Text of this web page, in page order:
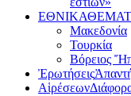
ΕΘΝΙΚΑ
Μακεδονία
Τουρκία
Βόρειος
Ἐρωτήσεις
Αἱρέσεων